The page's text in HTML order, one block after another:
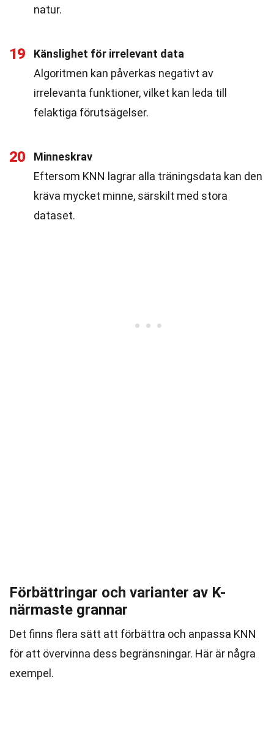
natur.
19
Känslighet för irrelevant data
Algoritmen kan påverkas negativt av
irrelevanta funktioner, vilket kan leda till
felaktiga förutsägelser.
20
Minneskrav
Eftersom KNN lagrar alla träningsdata kan den
kräva mycket minne, särskilt med stora
dataset.
Förbättringar och varianter av K-
närmaste grannar
Det finns flera sätt att förbättra och anpassa KNN
för att övervinna dess begränsningar. Här är några
exempel.